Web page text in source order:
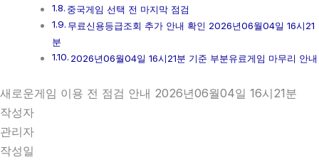
중국게임 선택 전 마지막 점검
무료신용등급조회 추가 안내 확인 2026년06월04일 16시21
분
2026년06월04일 16시21분 기준 부분유료게임 마무리 안내
새로운게임 이용 전 점검 안내 2026년06월04일 16시21분
작성자
관리자
작성일